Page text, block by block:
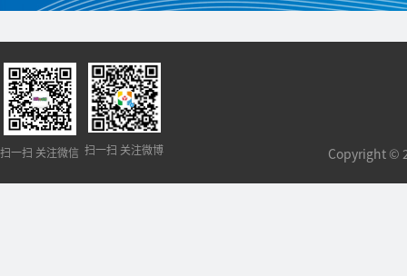
扫一扫 关注微信 扫一扫 关注微博 Copyright ©